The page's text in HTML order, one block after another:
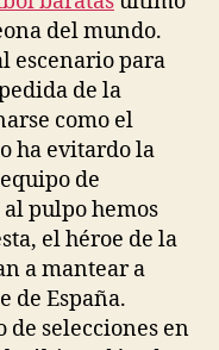
del mundo.
escenario para
de la
como el
ha evitardo la
de
al pulpo hemos
el héroe de la
a mantear a
de España.
de selecciones en